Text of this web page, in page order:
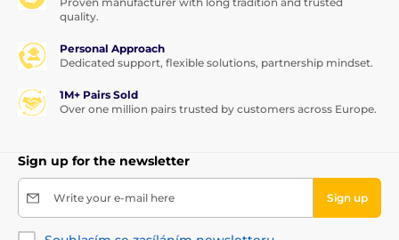
quality.
Personal Approach
Dedicated support, flexible solutions, partnership mindset.
1M+ Pairs Sold
Over one million pairs trusted by customers across Europe.
Sign up for the newsletter
Write your e-mail here Sign up